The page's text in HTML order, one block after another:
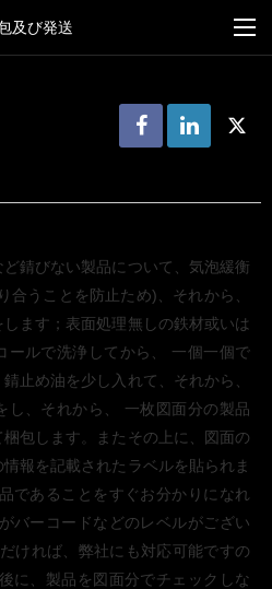
及び発送
錆びない製品について、気泡緩衡
合うことを防止ため)、それから、
ます；表面処理無しの鉄材或いは
ールで洗浄してから、 一個一個で
止め油を少し入れて、それから、
し、それから、 一枚図面分の製品
包します。またその上に、図面の
報を記載されたラベルを貼られま
であることをすぐお分かりになれ
バーコードなどのレベルがござい
ければ、弊社にも対応可能ですの
に、製品を図面分でチェックしな